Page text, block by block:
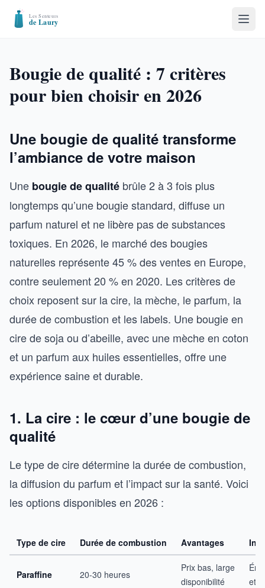
Bougie de qualité : 7 critères
pour bien choisir en 2026
Une bougie de qualité transforme
l’ambiance de votre maison
Une bougie de qualité brûle 2 à 3 fois plus
longtemps qu’une bougie standard, diffuse un
parfum naturel et ne libère pas de substances
toxiques. En 2026, le marché des bougies
naturelles représente 45 % des ventes en Europe,
contre seulement 20 % en 2020. Les critères de
choix reposent sur la cire, la mèche, le parfum, la
durée de combustion et les labels. Une bougie en
cire de soja ou d’abeille, avec une mèche en coton
et un parfum aux huiles essentielles, offre une
expérience saine et durable.
1. La cire : le cœur d’une bougie de
qualité
Le type de cire détermine la durée de combustion,
la diffusion du parfum et l’impact sur la santé. Voici
les options disponibles en 2026 :
Type de cire Durée de combustion Avantages
Paraffine 20-30 heures
Prix bas, large
disponibilité
et